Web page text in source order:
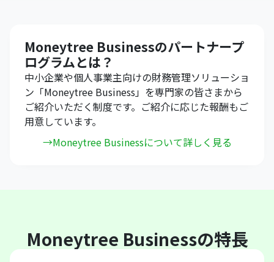
Moneytree Businessのパートナープ
ログラムとは？
中小企業や個人事業主向けの財務管理ソリューショ
ン「Moneytree Business」を専門家の皆さまから
ご紹介いただく制度です。ご紹介に応じた報酬もご
用意しています。
→Moneytree Businessについて詳しく見る
Moneytree Businessの特長